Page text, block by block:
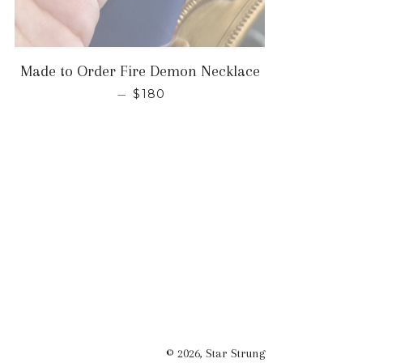
Made to Order Fire Demon Necklace
— PRECIO HABITUAL
$180
© 2026, Star Strung